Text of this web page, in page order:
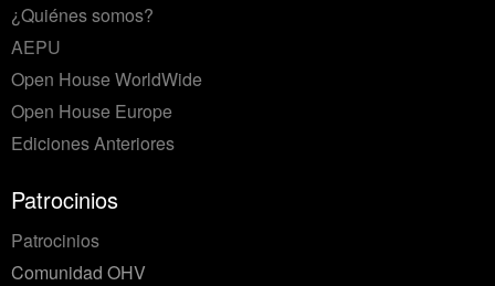
¿Quiénes somos?
AEPU
Open House WorldWide
Open House Europe
Ediciones Anteriores
Patrocinios
Patrocinios
Comunidad OHV